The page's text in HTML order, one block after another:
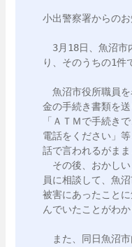
小出警察署からのお
3月18日、魚沼市
り、そのうちの1件
魚沼市役所職員を
金の手続き書類を
「ＡＴＭで手続き
電話をください」
話で言われるがまま
その後、おかしい
員に相談して、魚
被害にあったこと
んでいたことがわか
また、同日魚沼市